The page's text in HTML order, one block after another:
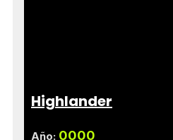
Highlander
Año: 0000